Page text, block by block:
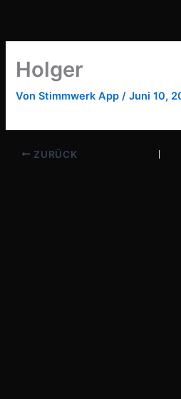
springen
Holger
VonStimmwerk App/Juni 10,
ZURÜCK